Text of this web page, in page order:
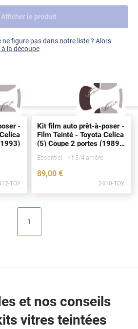
Afficher le produit
figure pas dans notre liste ? Alors
la découpe
-
TOY
Kit film auto prêt-à-poser -
Film Teinté - Toyota Celica
(5) Coupe 2portes (1989 -
Essentiel - kit 3/4 arrière
89,00 €
2410-TOY
1
et nos conseils
vitres teintées